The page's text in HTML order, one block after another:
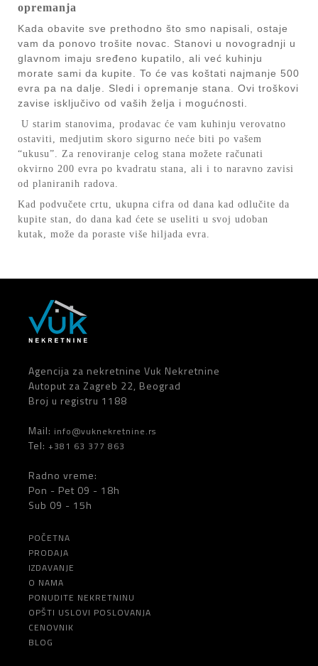
opremanja
Kada obavite sve prethodno što smo napisali, ostaje
vam da ponovo trošite novac. Stanovi u novogradnji u
glavnom imaju sređeno kupatilo, ali već kuhinju
morate sami da kupite. To će vas koštati najmanje 500
evra pa na dalje. Sledi i opremanje stana. Ovi troškovi
zavise isključivo od vaših želja i mogućnosti.
U starim stanovima, prodavac će vam kuhinju verovatno
ostaviti, medjutim skoro sigurno neće biti po vašem
“ukusu”. Za renoviranje celog stana možete računati
okvirno 200 evra po kvadratu stana, ali i to naravno zavisi
od planiranih radova.
Kad podvučete crtu, ukupna cifra od dana kad odlučite da
kupite stan, do dana kad ćete se useliti u svoj udoban
kutak, može da poraste više hiljada evra.
Agencija za nekretnine Vuk Nekretnine
Autoput za Zagreb 22, Beograd
Broj u registru 1188
Mail: info@vuknekretnine.rs
Tel: +381 63 377 863
Radno vreme:
Pon - Pet 09 - 18h
Sub 09 - 15h
POČETNA
PRODAJA
IZDAVANJE
O NAMA
PONUDITE NEKRETNINU
OPŠTI USLOVI POSLOVANJA
CENOVNIK
BLOG